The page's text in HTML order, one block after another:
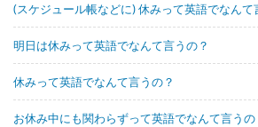
(スケジュール帳などに) 休みって英語でなんて
明日は休みって英語でなんて言うの？
休みって英語でなんて言うの？
お休み中にも関わらずって英語でなんて言うの